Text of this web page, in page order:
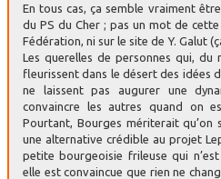
En tous cas, ça semble vraiment
du PS du Cher ; pas un mot de
Fédération, ni sur le site de Y. Galut
Les querelles de personnes qui, du
fleurissent dans le désert des idées
ne laissent pas augurer une
convaincre les autres quand on
Pourtant, Bourges mériterait qu’on
une alternative crédible au projet
petite bourgeoisie frileuse qui
elle est convaincue que rien ne